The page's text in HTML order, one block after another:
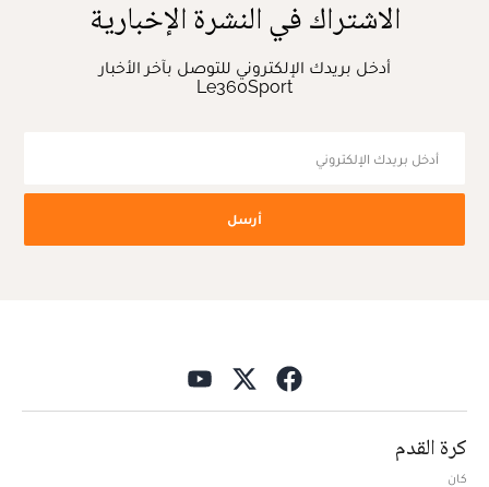
الاشتراك في النشرة الإخبارية
أدخل بريدك الإلكتروني للتوصل بآخر الأخبار
Le360Sport
أرسل
كرة القدم
كان